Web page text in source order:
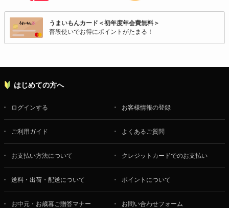
うまいもんカード＜初年度年会費無料＞
普段使いでお得にポイントがたまる！
はじめての方へ
ログインする お客様情報の登録
ご利用ガイド よくあるご質問
お支払い方法について クレジットカードでのお支払い
送料・出荷・配送について ポイントについて
お中元・お歳暮ご贈答マナー お問い合わせフォーム